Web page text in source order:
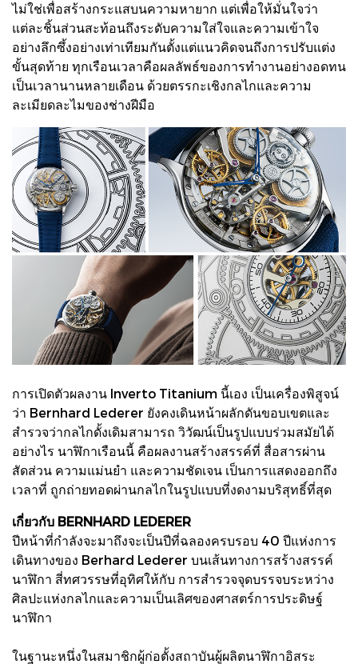
ไม่ใช่เพื่อสร้างกระแสบนความหายาก แต่เพื่อให้มั่นใจว่า
แต่ละชิ้นส่วนสะท้อนถึงระดับความใส่ใจและความเข้าใจ
อย่างลึกซึ้งอย่างเท่าเทียมกันตั้งแต่แนวคิดจนถึงการปรับแต่ง
ขั้นสุดท้าย ทุกเรือนเวลาคือผลลัพธ์ของการทํางานอย่างอดทน
เป็นเวลานานหลายเดือน ด้วยตรรกะเชิงกลไกและความ
ละเมียดละไมของช่างฝีมือ
การเปิดตัวผลงาน Inverto Titanium นี้เอง เป็นเครื่องพิสูจน์
ว่า Bernhard Lederer ยังคงเดินหน้าผลักดันขอบเขตและ
สํารวจว่ากลไกดั้งเดิมสามารถ วิวัฒน์เป็นรูปแบบร่วมสมัยได้
อย่างไร นาฬิกาเรือนนี้ คือผลงานสร้างสรรค์ที่ สื่อสารผ่าน
สัดส่วน ความแม่นยํา และความชัดเจน เป็นการแสดงออกถึง
เวลาที่ ถูกถ่ายทอดผ่านกลไกในรูปแบบที่งดงามบริสุทธิ์ที่สุด
เกี่ยวกับ BERNHARD LEDERER
ปีหน้าที่กําลังจะมาถึงจะเป็นปีที่ฉลองครบรอบ 40 ปีแห่งการ
เดินทางของ Berhard Lederer บนเส้นทางการสร้างสรรค์
นาฬิกา สี่ทศวรรษที่อุทิศให้กับ การสํารวจจุดบรรจบระหว่าง
ศิลปะแห่งกลไกและความเป็นเลิศของศาสตร์การประดิษฐ์
นาฬิกา
ในฐานะหนึ่งในสมาชิกผู้ก่อตั้งสถาบันผู้ผลิตนาฬิกาอิสระ